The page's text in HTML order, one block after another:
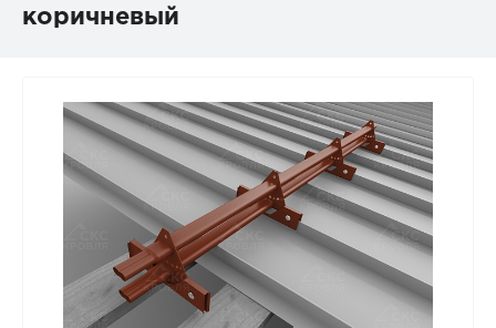
коричневый